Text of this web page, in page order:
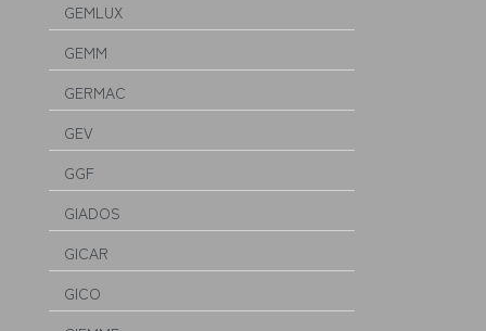
GEMLUX
GEMM
GERMAC
GEV
GGF
GIADOS
GICAR
GICO